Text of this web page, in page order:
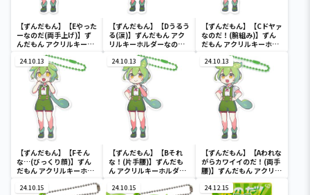
【ずんだもん】【Eやった
ーなのだ(両手上げ)】ず
んだもん アクリルキーホ
ルダーなのだ！
【ずんだもん】【Dうるう
る(涙)】ずんだもん アク
リルキーホルダーなの
【ずんだもん】【Cドヤァ
なのだ！(腕組み)】ずん
だもん アクリルキーホル
ダーなのだ！
24.10.13
【ずんだもん】【Fそん
な…(びっくり顔)】ずん
だもん アクリルキーホル
24.10.13
【ずんだもん】【Bそれ
な！(片手腰)】ずんだも
ん アクリルキーホルダー
24.10.13
【ずんだもん】【Aわれな
がらカワイイのだ！(両手
腰)】ずんだもん アクリル
24.10.15 24.10.15 24.12.15